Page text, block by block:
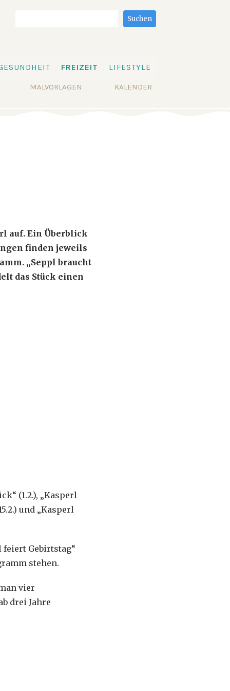
FREIZEIT LIFESTYLE
MALVORLAGEN KALENDER
Suchen
auf. Ein Überblick
finden jeweils
„Seppl braucht
das Stück einen
(1.2.), „Kasperl
und „Kasperl
feiert Gebirtstag“
stehen.
vier
drei Jahre